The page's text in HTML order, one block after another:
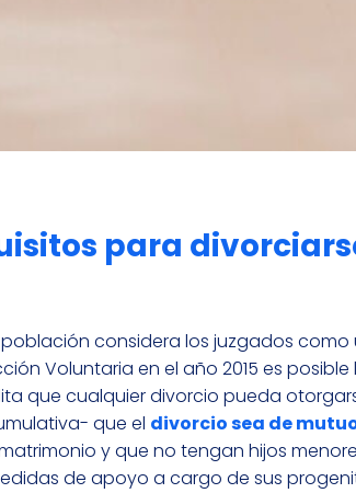
para
considera los juzgados
Voluntaria en el año 2015 es
que cualquier divorcio pueda
que el divorcio sea de
y que no tengan hijos
de apoyo a cargo de sus